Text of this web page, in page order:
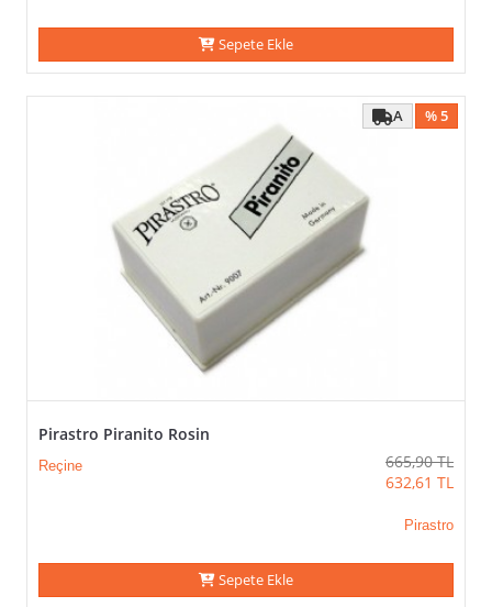
Sepete Ekle
% 5
A
Pirastro Piranito Rosin
Reçine 665,90 TL
632,61 TL
Pirastro
Sepete Ekle